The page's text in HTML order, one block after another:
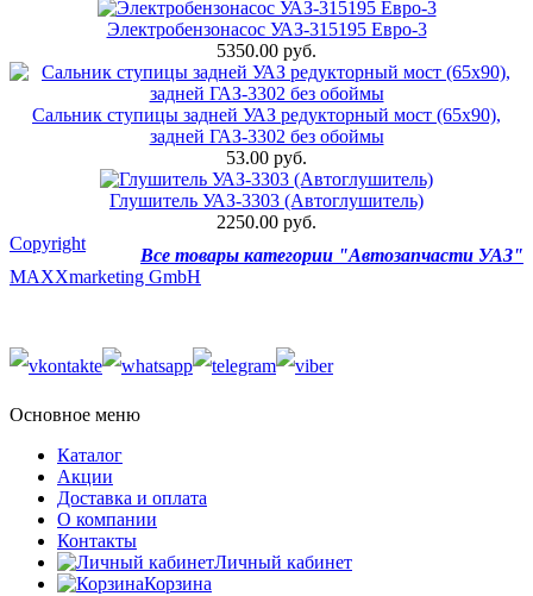
Электробензонасос УАЗ-315195 Евро-3
5350.00 руб.
Сальник ступицы задней УАЗ редукторный мост (65х90),
задней ГАЗ-3302 без обоймы
53.00 руб.
Глушитель УАЗ-3303 (Автоглушитель)
2250.00 руб.
Все товары категории "Автозапчасти УАЗ"
Copyright
MAXXmarketing GmbH
Основное меню
Каталог
Акции
Доставка и оплата
О компании
Контакты
Личный кабинет
Корзина